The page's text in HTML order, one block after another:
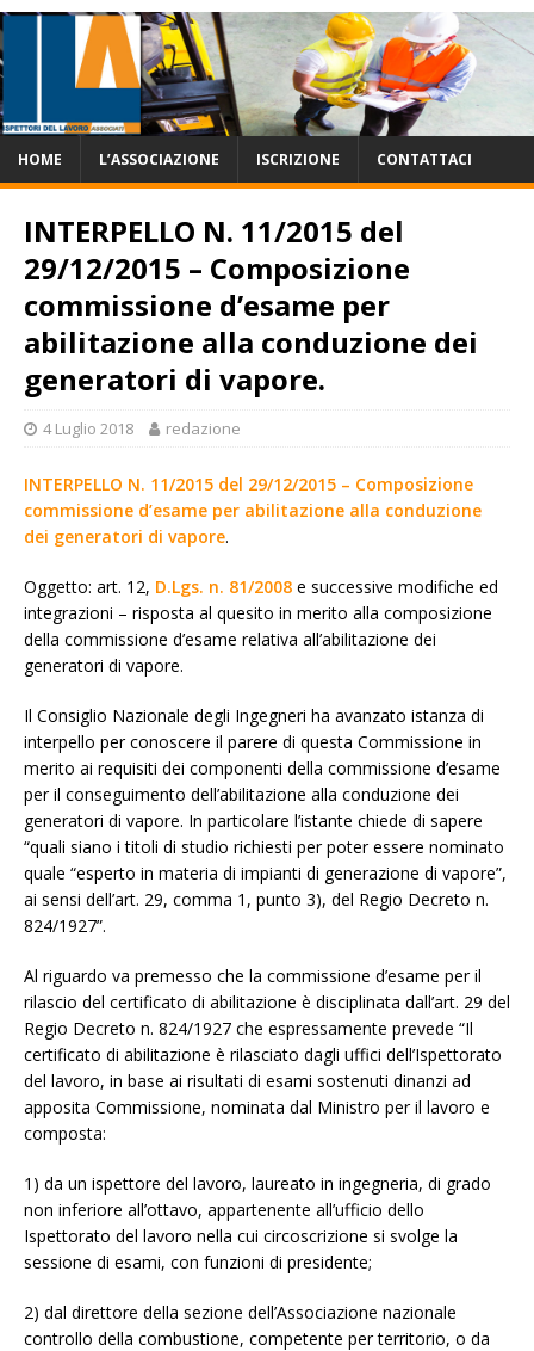
HOME L’ASSOCIAZIONE ISCRIZIONE CONTATTACI
INTERPELLO N. 11/2015 del
29/12/2015 – Composizione
commissione d’esame per
abilitazione alla conduzione dei
generatori di vapore.
4 Luglio 2018 redazione
INTERPELLO N. 11/2015 del 29/12/2015 – Composizione
commissione d’esame per abilitazione alla conduzione
dei generatori di vapore.
Oggetto: art. 12, D.Lgs. n. 81/2008 e successive modifiche ed
integrazioni – risposta al quesito in merito alla composizione
della commissione d’esame relativa all’abilitazione dei
generatori di vapore.
Il Consiglio Nazionale degli Ingegneri ha avanzato istanza di
interpello per conoscere il parere di questa Commissione in
merito ai requisiti dei componenti della commissione d’esame
per il conseguimento dell’abilitazione alla conduzione dei
generatori di vapore. In particolare l’istante chiede di sapere
“quali siano i titoli di studio richiesti per poter essere nominato
quale “esperto in materia di impianti di generazione di vapore”,
ai sensi dell’art. 29, comma 1, punto 3), del Regio Decreto n.
824/1927”.
Al riguardo va premesso che la commissione d’esame per il
rilascio del certificato di abilitazione è disciplinata dall’art. 29 del
Regio Decreto n. 824/1927 che espressamente prevede “Il
certificato di abilitazione è rilasciato dagli uffici dell’Ispettorato
del lavoro, in base ai risultati di esami sostenuti dinanzi ad
apposita Commissione, nominata dal Ministro per il lavoro e
composta:
1) da un ispettore del lavoro, laureato in ingegneria, di grado
non inferiore all’ottavo, appartenente all’ufficio dello
Ispettorato del lavoro nella cui circoscrizione si svolge la
sessione di esami, con funzioni di presidente;
2) dal direttore della sezione dell’Associazione nazionale
controllo della combustione, competente per territorio, o da